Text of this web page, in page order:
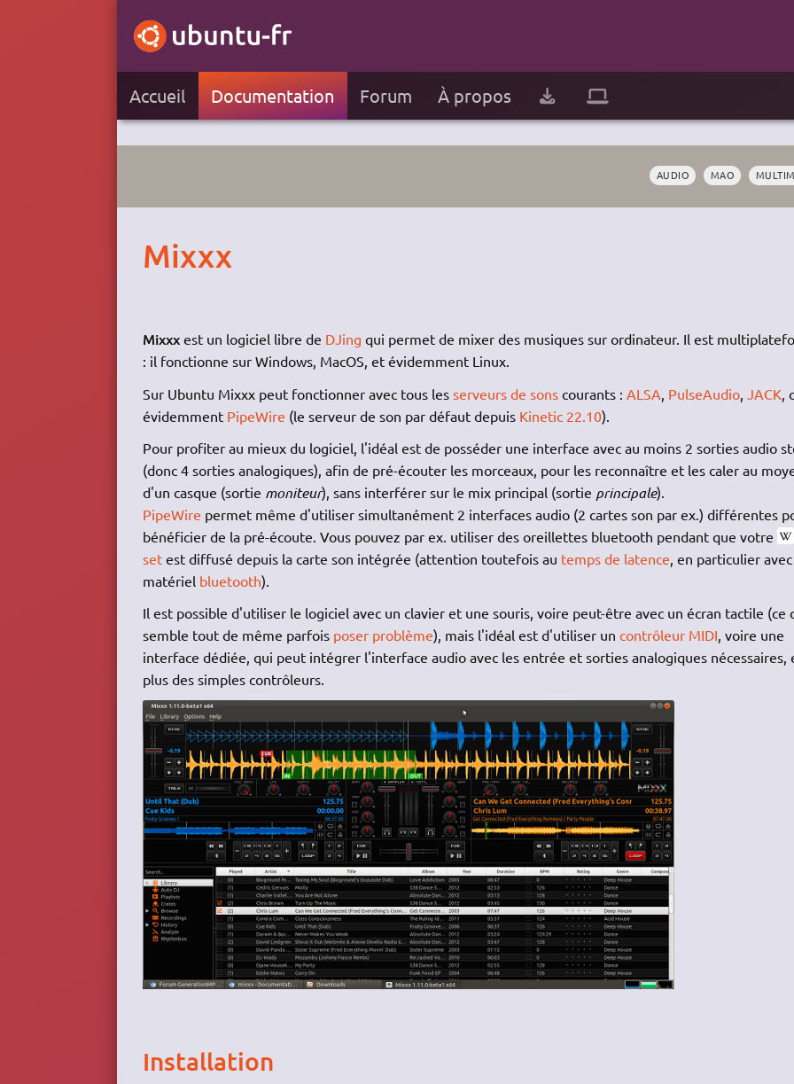
Accueil Documentation Forum À propos
AUDIO MAO
Mixxx
Mixxxest un logiciel libre de DJing qui permet de mixer des musiques sur ordinateur. Il est
: il fonctionne sur Windows, MacOS, et évidemment Linux.
Sur Ubuntu Mixxx peut fonctionner avec tous les serveurs de sonscourants : ALSA PulseAudio, JACK,
évidemment PipeWire (le serveur de son par défaut depuis Kinetic 22.10).
Pour profiter au mieux du logiciel, l'idéal est de posséder une interface avec au moins 2 sorties audio
(donc 4 sorties analogiques), afin de pré-écouter les morceaux, pour les reconnaître et les caler au
d'un casque (sortie moniteur), sans interférer sur le mix principal (sortie principale).
PipeWire permet même d'utiliser simultanément 2 interfaces audio (2 cartes son par ex.) différentes
bénéficier de la pré-écoute. Vous pouvez par ex. utiliser des oreillettes bluetooth pendant que votre
setest diffusé depuis la carte son intégrée (attention toutefois au temps de latence , en particulier
matériel bluetooth).
Il est possible d'utiliser le logiciel avec un clavier et une souris, voire peut-être avec un écran tactile (ce
semble tout de même parfois poser problème), mais l'idéal est d'utiliser un contrôleur MIDI, voire une
interface dédiée, qui peut intégrer l'interface audio avec les entrée et sorties analogiques nécessaires,
plus des simples contrôleurs.
Installation